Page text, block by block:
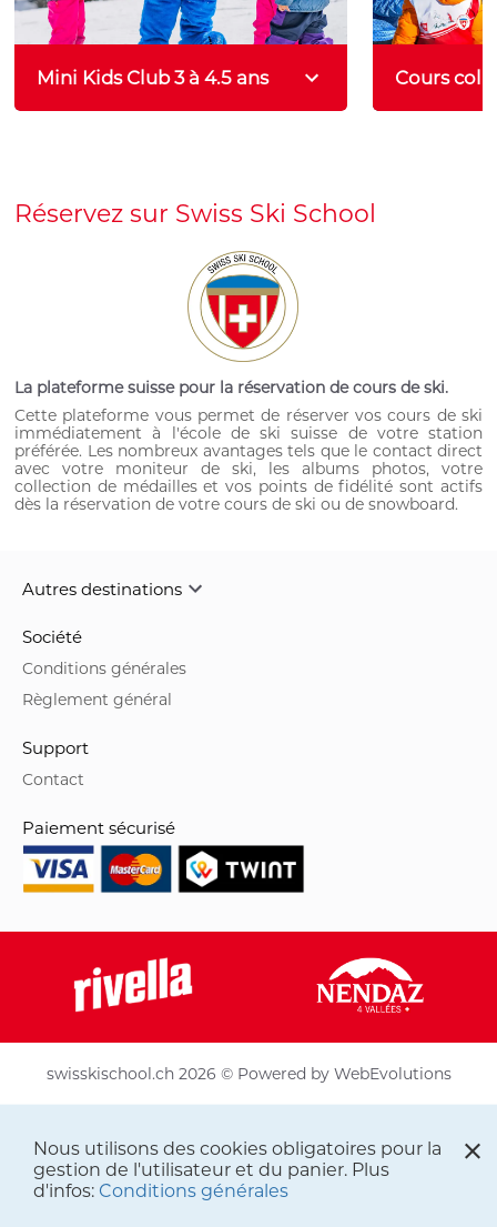
Mini Kids Club 3 à 4.5 ans Cours
Réservez sur Swiss Ski School
La plateforme suisse pour la réservation de cours de ski.
Cette plateforme vous permet de réserver vos cours de ski
immédiatement à l'école de ski suisse de votre station
préférée. Les nombreux avantages tels que le contact direct
avec votre moniteur de ski, les albums photos, votre
collection de médailles et vos points de fidélité sont actifs
dès la réservation de votre cours de ski ou de snowboard.
Autres destinations
Société
Conditions générales
Règlement général
Support
Contact
Paiement sécurisé
swisskischool.ch 2026 © Powered by WebEvolutions
Nous utilisons des cookies obligatoires pour la
gestion de l'utilisateur et du panier. Plus
d'infos: Conditions générales